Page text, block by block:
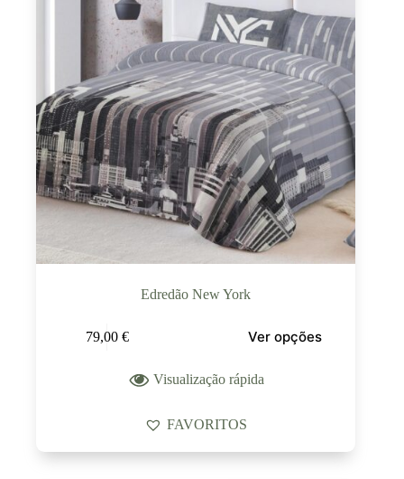
Edredão New York
79,00 € Ver opções
Visualização rápida
FAVORITOS